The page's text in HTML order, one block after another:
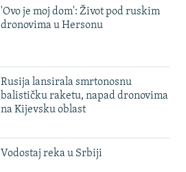
'Ovo je moj dom': Život pod ruskim
dronovima u Hersonu
Rusija lansirala smrtonosnu
balističku raketu, napad dronovima
na Kijevsku oblast
Vodostaj reka u Srbiji